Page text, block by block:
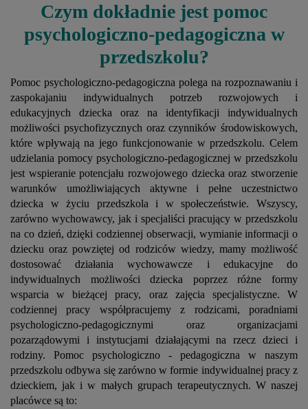
Czym dokładnie jest pomoc
psychologiczno-pedagogiczna w
przedszkolu?
Pomoc psychologiczno-pedagogiczna polega na rozpoznawaniu i
zaspokajaniu indywidualnych potrzeb rozwojowych i
edukacyjnych dziecka oraz na identyfikacji indywidualnych
możliwości psychofizycznych oraz czynników środowiskowych,
które wpływają na jego funkcjonowanie w przedszkolu. Celem
udzielania pomocy psychologiczno-pedagogicznej w przedszkolu
jest wspieranie potencjału rozwojowego dziecka oraz stworzenie
warunków umożliwiających aktywne i pełne uczestnictwo
dziecka w życiu przedszkola i w społeczeństwie. Wszyscy,
zarówno wychowawcy, jak i specjaliści pracujący w przedszkolu
na co dzień, dzięki codziennej obserwacji, wymianie informacji o
dziecku oraz powziętej od rodziców wiedzy, mamy możliwość
dostosować działania wychowawcze i edukacyjne do
indywidualnych możliwości dziecka poprzez różne formy
wsparcia w bieżącej pracy, oraz zajęcia specjalistyczne. W
codziennej pracy współpracujemy z rodzicami, poradniami
psychologiczno-pedagogicznymi oraz organizacjami
pozarządowymi i instytucjami działającymi na rzecz dzieci i
rodziny. Pomoc psychologiczno - pedagogiczna w naszym
przedszkolu odbywa się zarówno w formie indywidualnej pracy z
dzieckiem, jak i w małych grupach terapeutycznych. W naszej
placówce są to: